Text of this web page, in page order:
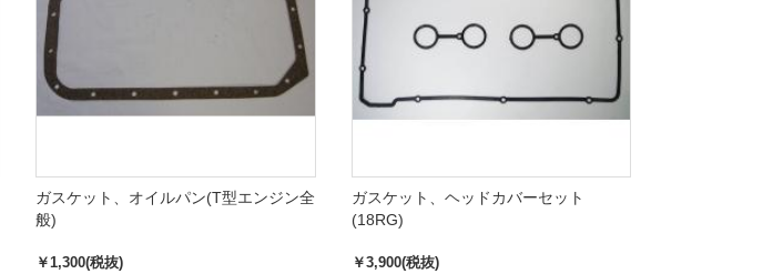
ガスケット、オイルパン(T型エンジン全
般)
￥1,300(税抜)
ガスケット、ヘッドカバーセット
(18RG)
￥3,900(税抜)